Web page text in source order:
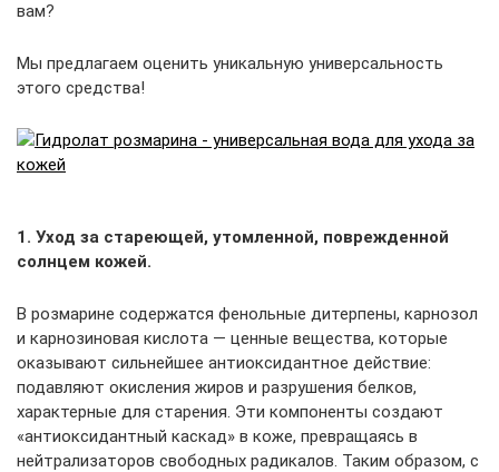
вам?
Мы предлагаем оценить уникальную универсальность
этого средства!
1. Уход за стареющей, утомленной, поврежденной
солнцем кожей.
В розмарине содержатся фенольные дитерпены, карнозол
и карнозиновая кислота — ценные вещества, которые
оказывают сильнейшее антиоксидантное действие:
подавляют окисления жиров и разрушения белков,
характерные для старения. Эти компоненты создают
«антиоксидантный каскад» в коже, превращаясь в
нейтрализаторов свободных радикалов. Таким образом, с